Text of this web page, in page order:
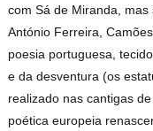
com Sá de Miranda,
António Ferreira,
poesia portuguesa,
e da desventura (os
realizado nas cantigas
poética europeia